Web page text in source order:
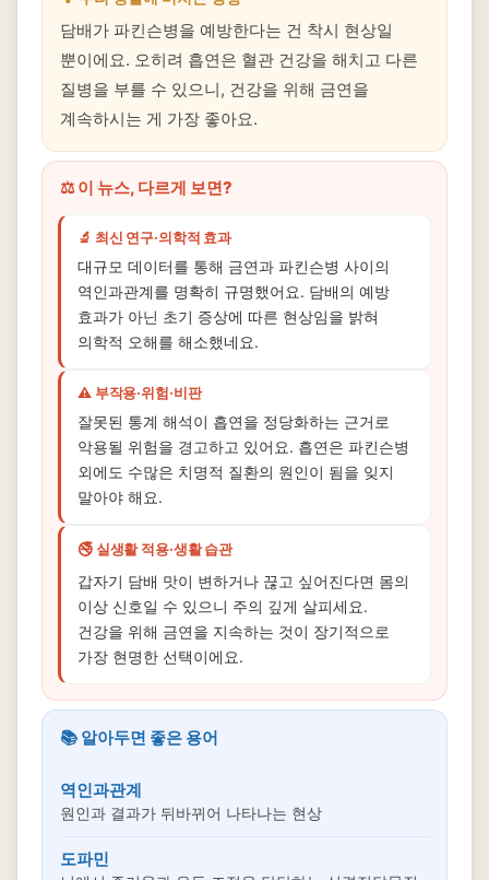
담배가 파킨슨병을 예방한다는 건 착시 현상일
뿐이에요. 오히려 흡연은 혈관 건강을 해치고 다른
질병을 부를 수 있으니, 건강을 위해 금연을
계속하시는 게 가장 좋아요.
⚖️ 이 뉴스, 다르게 보면?
🔬 최신 연구·의학적 효과
대규모 데이터를 통해 금연과 파킨슨병 사이의
역인과관계를 명확히 규명했어요. 담배의 예방
효과가 아닌 초기 증상에 따른 현상임을 밝혀
의학적 오해를 해소했네요.
⚠️ 부작용·위험·비판
잘못된 통계 해석이 흡연을 정당화하는 근거로
악용될 위험을 경고하고 있어요. 흡연은 파킨슨병
외에도 수많은 치명적 질환의 원인이 됨을 잊지
말아야 해요.
🚭 실생활 적용·생활 습관
갑자기 담배 맛이 변하거나 끊고 싶어진다면 몸의
이상 신호일 수 있으니 주의 깊게 살피세요.
건강을 위해 금연을 지속하는 것이 장기적으로
가장 현명한 선택이에요.
📚 알아두면 좋은 용어
역인과관계
원인과 결과가 뒤바뀌어 나타나는 현상
도파민